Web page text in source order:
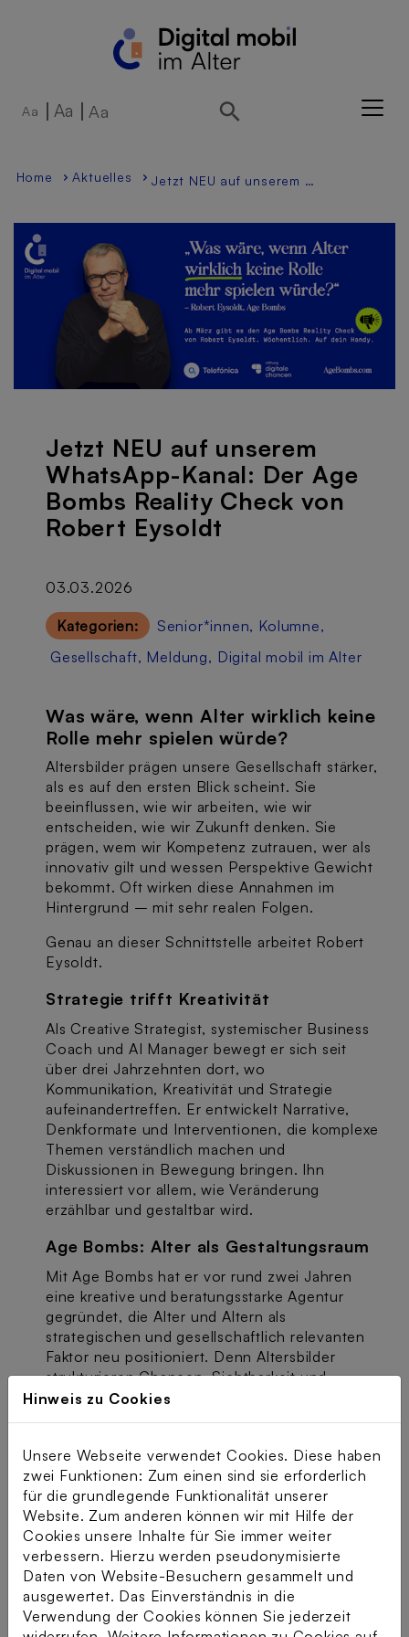
Direkt zur Hauptnavigation springen
Direkt zum Inhalt springen
Aa Aa Aa
Home Aktuelles Jetzt NEU auf unserem WhatsApp-Kanal: Der Age Bombs Reality Check von Robert Eysoldt
Jetzt NEU auf unserem
WhatsApp-Kanal: Der Age
Bombs Reality Check von
Robert Eysoldt
03.03.2026
Kategorien: Senior*innen, Kolumne,
Gesellschaft, Meldung, Digital mobil im Alter
Was wäre, wenn Alter wirklich keine
Rolle mehr spielen würde?
Altersbilder prägen unsere Gesellschaft stärker,
als es auf den ersten Blick scheint. Sie
beeinflussen, wie wir arbeiten, wie wir
entscheiden, wie wir Zukunft denken. Sie
prägen, wem wir Kompetenz zutrauen, wer als
innovativ gilt und wessen Perspektive Gewicht
bekommt. Oft wirken diese Annahmen im
Hintergrund – mit sehr realen Folgen.
Genau an dieser Schnittstelle arbeitet Robert
Eysoldt.
Strategie trifft Kreativität
Als Creative Strategist, systemischer Business
Coach und AI Manager bewegt er sich seit
über drei Jahrzehnten dort, wo
Kommunikation, Kreativität und Strategie
aufeinandertreffen. Er entwickelt Narrative,
Denkformate und Interventionen, die komplexe
Themen verständlich machen und
Diskussionen in Bewegung bringen. Ihn
interessiert vor allem, wie Veränderung
erzählbar und gestaltbar wird.
Age Bombs: Alter als Gestaltungsraum
Mit Age Bombs hat er vor rund zwei Jahren
eine kreative und beratungsstarke Agentur
gegründet, die Alter und Altern als
strategischen und gesellschaftlich relevanten
Faktor neu positioniert. Denn Altersbilder
strukturieren Chancen, Sichtbarkeit und
Einfluss. Age Bombs macht diese Bilder
auf Altersdiversität. In Strategieworkshops,
Labs und Interventionen bringt die Agentur
unterschiedliche Lebensrealitäten in einen
produktiven Austausch. In Keynotes setzt
Robert Eysoldt Impulse, die Debatten
verschieben und Denkgewohnheiten
herausfordern.
Next Level Coaching: Übergänge
Hinweis zu Cookies
Unsere Webseite verwendet Cookies. Diese haben
zwei Funktionen: Zum einen sind sie erforderlich
für die grundlegende Funktionalität unserer
Website. Zum anderen können wir mit Hilfe der
Cookies unsere Inhalte für Sie immer weiter
verbessern. Hierzu werden pseudonymisierte
Daten von Website-Besuchern gesammelt und
ausgewertet. Das Einverständnis in die
Verwendung der Cookies können Sie jederzeit